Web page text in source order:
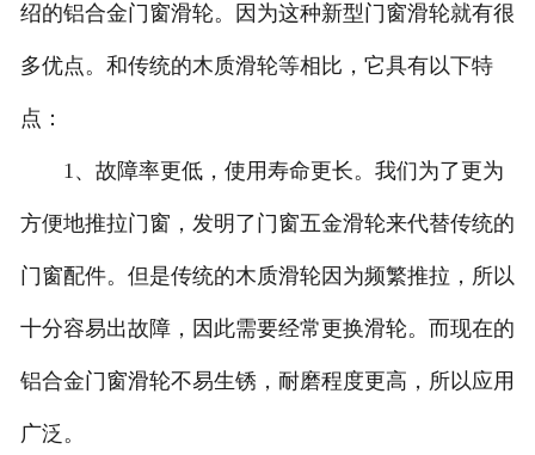
绍的铝合金门窗滑轮。因为这种新型门窗滑轮就有很
多优点。和传统的木质滑轮等相比，它具有以下特
点：
1、故障率更低，使用寿命更长。我们为了更为
方便地推拉门窗，发明了门窗五金滑轮来代替传统的
门窗配件。但是传统的木质滑轮因为频繁推拉，所以
十分容易出故障，因此需要经常更换滑轮。而现在的
铝合金门窗滑轮不易生锈，耐磨程度更高，所以应用
广泛。